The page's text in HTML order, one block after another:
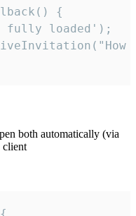
{
fully loaded');
both automatically (via
client